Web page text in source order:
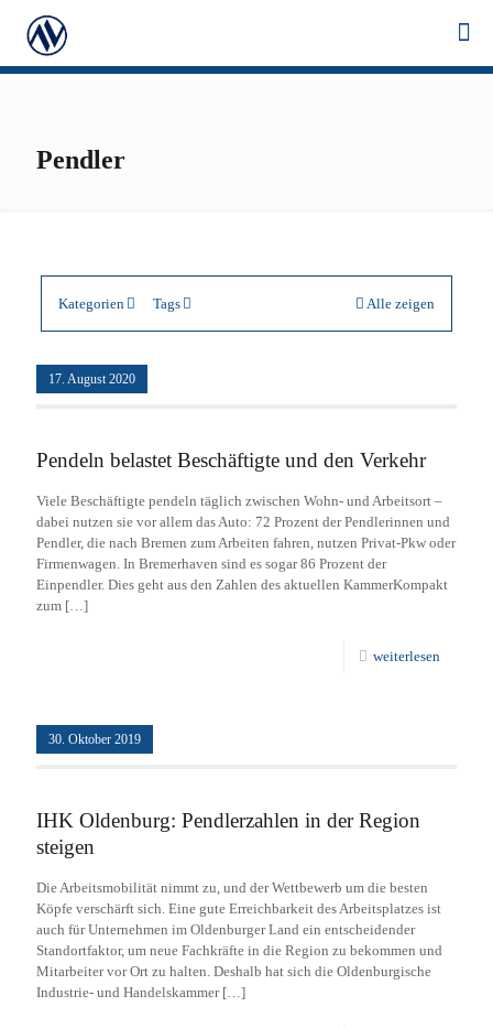
Pendler
Kategorien Tags Alle zeigen
17. August 2020
Pendeln belastet Beschäftigte und den Verkehr
Viele Beschäftigte pendeln täglich zwischen Wohn- und Arbeitsort –
dabei nutzen sie vor allem das Auto: 72 Prozent der Pendlerinnen und
Pendler, die nach Bremen zum Arbeiten fahren, nutzen Privat-Pkw oder
Firmenwagen. In Bremerhaven sind es sogar 86 Prozent der
Einpendler. Dies geht aus den Zahlen des aktuellen KammerKompakt
zum […]
weiterlesen
30. Oktober 2019
IHK Oldenburg: Pendlerzahlen in der Region
steigen
Die Arbeitsmobilität nimmt zu, und der Wettbewerb um die besten
Köpfe verschärft sich. Eine gute Erreichbarkeit des Arbeitsplatzes ist
auch für Unternehmen im Oldenburger Land ein entscheidender
Standortfaktor, um neue Fachkräfte in die Region zu bekommen und
Mitarbeiter vor Ort zu halten. Deshalb hat sich die Oldenburgische
Industrie- und Handelskammer[…]